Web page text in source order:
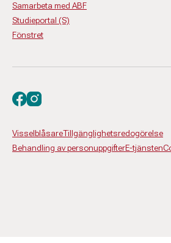
Samarbeta med ABF
Studieportal (S)
Fönstret
VisselblåsareTillgänglighetsredogörelse
Behandling av personuppgifterE-tjänsten
Besök oss på facebook
Besök oss på instagram